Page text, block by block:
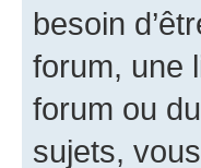
besoin
forum, une
forum ou
sujets,